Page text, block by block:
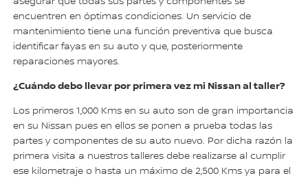
encuentren en óptimas condiciones. Un servicio de
mantenimiento tiene una función preventiva que busca
identificar fayas en su auto y que, posteriormente
reparaciones mayores.
¿Cuándo debo llevar por primera vez mi Nissan al taller?
Los primeros 1,000 Kms en su auto son de gran importancia
en su Nissan pues en ellos se ponen a prueba todas las
partes y componentes de su auto nuevo. Por dicha razón la
primera visita a nuestros talleres debe realizarse al cumplir
ese kilometraje o hasta un máximo de 2,500 Kms ya para el